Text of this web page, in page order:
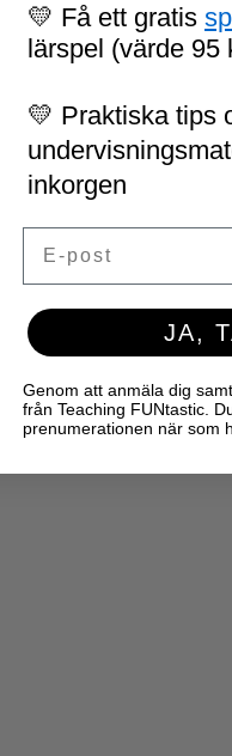
💛 Få ett gratis
lärspel (värde 95
💛 Praktiska tips
inkorgen
JA,
Genom att anmäla dig
från Teaching FUNtastic.
prenumerationen när som